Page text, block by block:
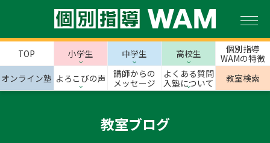
TOP 小学生 中学生 高校生
個別指導
WAMの特徴
オンライン塾 よろこびの声
講師からの
メッセージ
よくある質問
入塾について
教室検索
教室ブログ